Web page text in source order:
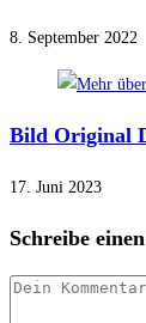
8. September 2022
Bild Original
17. Juni 2023
Schreibe
Kommentieren